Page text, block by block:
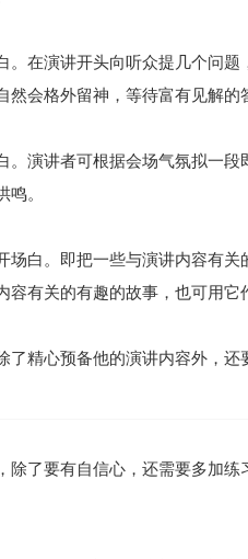
。在演讲开头向听众提几个问
然会格外留神，等待富有见解的
。演讲者可根据会场气氛拟一
。
场白。即把一些与演讲内容有
容有关的有趣的故事，也可用它
了精心预备他的演讲内容外，还
除了要有自信心，还需要多加